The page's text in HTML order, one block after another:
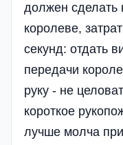
должен
королеве,
секунд: отдать
передачи
руку - не
короткое
лучше молча